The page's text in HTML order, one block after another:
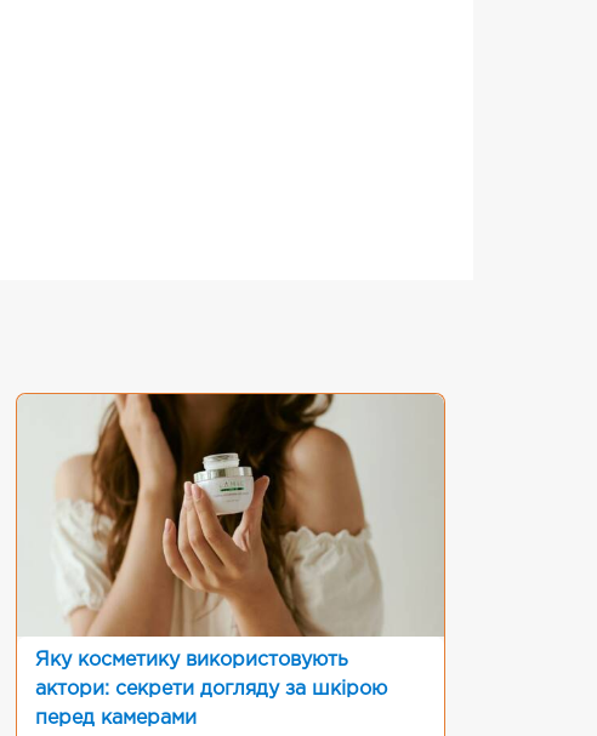
Яку косметику використовують
актори: секрети догляду за шкірою
перед камерами